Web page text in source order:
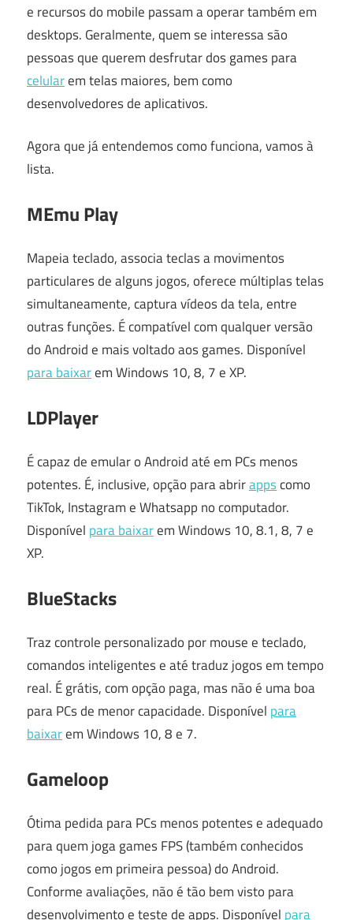
e recursos do mobile passam a operar também em
desktops. Geralmente, quem se interessa são
pessoas que querem desfrutar dos games para
celularem telas maiores, bem como
desenvolvedores de aplicativos.
Agora que já entendemos como funciona, vamos à
lista.
MEmu Play
Mapeia teclado, associa teclas a movimentos
particulares de alguns jogos, oferece múltiplas telas
simultaneamente, captura vídeos da tela, entre
outras funções. É compatível com qualquer versão
do Android e mais voltado aos games. Disponível
para baixarem Windows 10, 8, 7 e XP.
LDPlayer
É capaz de emular o Android até em PCs menos
potentes. É, inclusive, opção para abrirappscomo
TikTok, Instagram e Whatsapp no computador.
Disponível para baixarem Windows 10, 8.1, 8, 7 e
XP.
BlueStacks
Traz controle personalizado por mouse e teclado,
comandos inteligentes e até traduz jogos em tempo
real. É grátis, com opção paga, mas não é uma boa
para PCs de menor capacidade. Disponível para
baixarem Windows 10, 8 e 7.
Gameloop
Ótima pedida para PCs menos potentes e adequado
para quem joga games FPS (também conhecidos
como jogos em primeira pessoa) do Android.
Conforme avaliações, não é tão bem visto para
desenvolvimento e teste de apps. Disponível para